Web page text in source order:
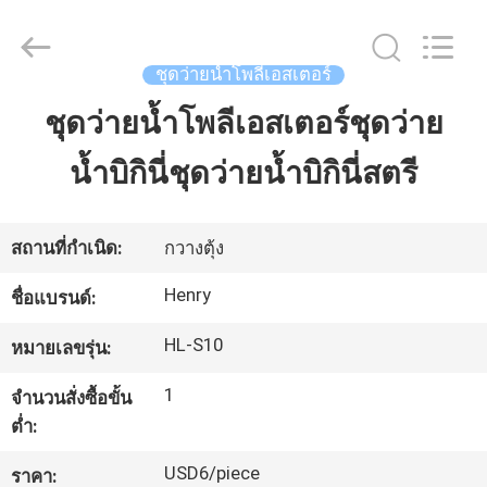
บ้าน
เกี่ยว
กับ
เรา
ทัวร์
Textile
Trading
Reserved.
ชุดว่ายน้ำโพลีเอสเตอร์
ชุดว่ายน้ำโพลีเอสเตอร์ชุดว่าย
น้ำบิกินี่ชุดว่ายน้ำบิกินี่สตรี
สถานที่กำเนิด: กวางตุ้ง
ชื่อแบรนด์: Henry
หมายเลขรุ่น: HL-S10
จำนวนสั่งซื้อขั้น
ต่ำ:
1
ราคา: USD6/piece